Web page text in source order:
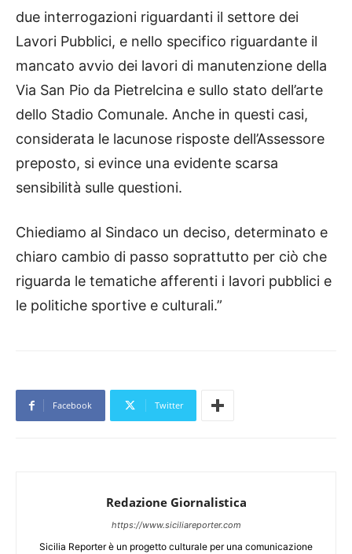
due interrogazioni riguardanti il settore dei
Lavori Pubblici, e nello specifico riguardante il
mancato avvio dei lavori di manutenzione della
Via San Pio da Pietrelcina e sullo stato dell’arte
dello Stadio Comunale. Anche in questi casi,
considerata le lacunose risposte dell’Assessore
preposto, si evince una evidente scarsa
sensibilità sulle questioni.
Chiediamo al Sindaco un deciso, determinato e
chiaro cambio di passo soprattutto per ciò che
riguarda le tematiche afferenti i lavori pubblici e
le politiche sportive e culturali.”
Facebook Twitter
Redazione Giornalistica
https://www.siciliareporter.com
Sicilia Reporter è un progetto culturale per una comunicazione